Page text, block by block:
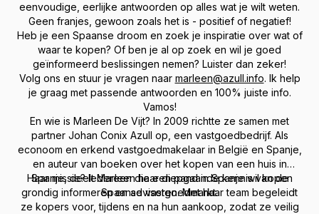
eenvoudige, eerlijke antwoorden op alles wat je wilt weten.
Geen franjes, gewoon zoals het is - positief of negatief!
Heb je een Spaanse droom en zoek je inspiratie over wat of
waar te kopen? Of ben je al op zoek en wil je goed
geïnformeerd beslissingen nemen? Luister dan zeker!
Volg ons en stuur je vragen naar marleen@azull.info. Ik help
je graag met passende antwoorden en 100% juiste info.
Vamos!
En wie is Marleen De Vijt? In 2009 richtte ze samen met
partner Johan Conix Azull op, een vastgoedbedrijf. Als
econoom en erkend vastgoedmakelaar in België en Spanje,
en auteur van boeken over het kopen van een huis in
Spanje, deelt Marleen haar diepgaande kennis van de
Spaanse vastgoedmarkt.
Haar missie? Iedereen die een pand in Spanje wil kopen
grondig informeren en adviseren. Met haar team begeleidt
ze kopers voor, tijdens en na hun aankoop, zodat ze veilig